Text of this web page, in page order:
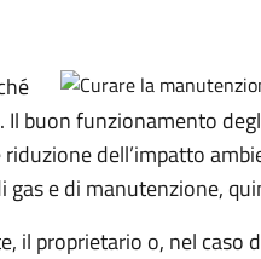
buon funzionamento
dell’impatto
e di manutenzione,
il proprietario o, nel caso